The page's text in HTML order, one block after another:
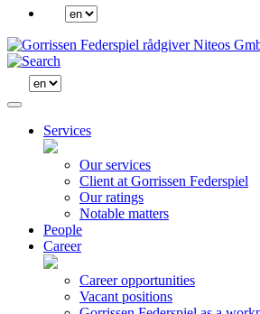
Services
Our services
Client at Gorrissen Federspiel
Our ratings
Notable matters
People
Career
Career opportunities
Vacant positions